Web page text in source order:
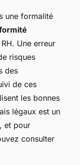
une formalité
Une erreur
risques
des
de ces
les bonnes
légaux est un
et pour
consulter